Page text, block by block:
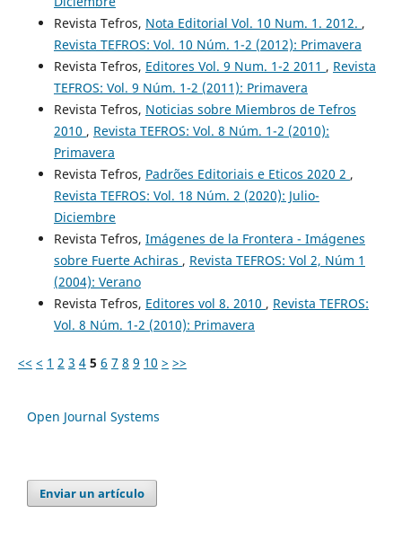
Revista Tefros, Nota Editorial Vol. 10 Num. 1. 2012. ,
Revista TEFROS: Vol. 10 Núm. 1-2 (2012): Primavera
Revista Tefros, Editores Vol. 9 Num. 1-2 2011 , Revista
TEFROS: Vol. 9 Núm. 1-2 (2011): Primavera
Revista Tefros, Noticias sobre Miembros de Tefros
2010 , Revista TEFROS: Vol. 8 Núm. 1-2 (2010):
Primavera
Revista Tefros, Padrões Editoriais e Eticos 2020 2 ,
Revista TEFROS: Vol. 18 Núm. 2 (2020): Julio-
Diciembre
Revista Tefros, Imágenes de la Frontera - Imágenes
sobre Fuerte Achiras , Revista TEFROS: Vol 2, Núm 1
(2004): Verano
Revista Tefros, Editores vol 8. 2010 , Revista TEFROS:
Vol. 8 Núm. 1-2 (2010): Primavera
<< < 1 2 3 4 5 6 7 8 9 10 > >>
Open Journal Systems
Enviar un artículo